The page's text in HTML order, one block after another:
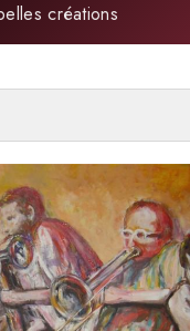
créations